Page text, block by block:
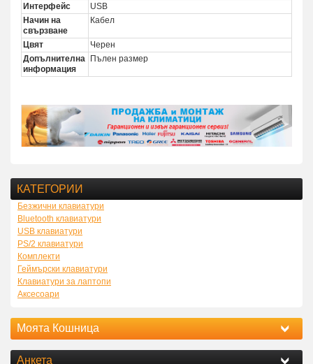
Интерфейс
USB
Начин на
свързване
Кабел
Цвят
Черен
Допълнителна
информация
Пълен размер
КАТЕГОРИИ
Безжични клавиатури
Bluetooth клавиатури
USB клавиатури
PS/2 клавиатури
Комплекти
Геймърски клавиатури
Клавиатури за лаптопи
Аксесоари
Моята Кошница
Анкета